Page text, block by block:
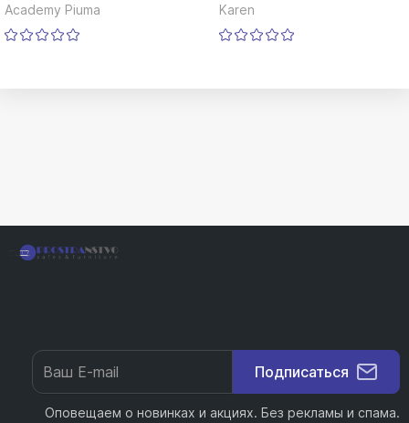
Academy Piuma Karen
Подписаться
Оповещаем о новинках и акциях. Без рекламы и спама.